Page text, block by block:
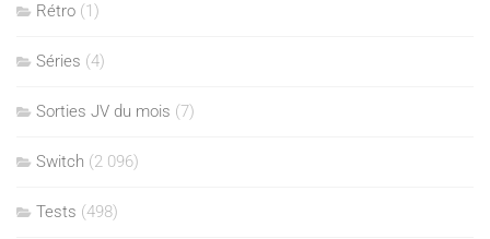
Rétro (1)
Séries (4)
Sorties JV du mois (7)
Switch (2 096)
Tests (498)